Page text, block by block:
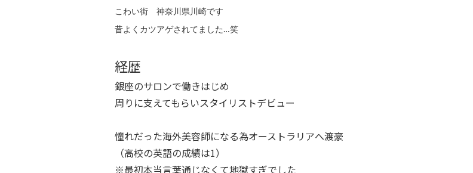
こわい街 神奈川県川崎です
昔よくカツアゲされてました…笑
経歴
銀座のサロンで働きはじめ
周りに支えてもらいスタイリストデビュー
憧れだった海外美容師になる為オーストラリアへ渡豪
（高校の英語の成績は1）
※最初本当言葉通じなくて地獄すぎでした